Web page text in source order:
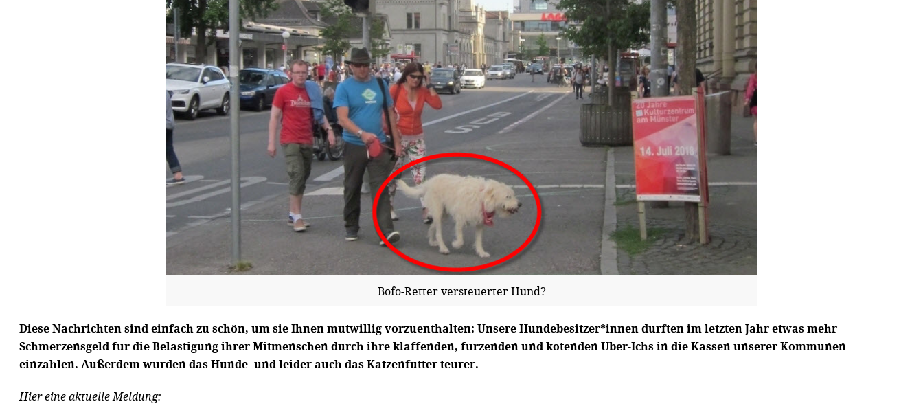
Bofo-Retter versteuerter Hund?
Diese Nachrichten sind einfach zu schön, um sie Ihnen mutwillig vorzuenthalten: Unsere Hundebesitzer*innen durften im letzten Jahr etwas mehr
Schmerzensgeld für die Belästigung ihrer Mitmenschen durch ihre kläffenden, furzenden und kotenden Über-Ichs in die Kassen unserer Kommunen
einzahlen. Außerdem wurden das Hunde- und leider auch das Katzenfutter teurer.
Hier eine aktuelle Meldung: